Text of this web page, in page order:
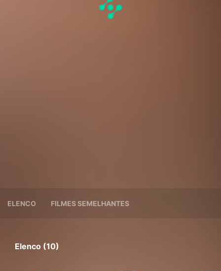
ELENCO FILMES SEMELHANTES
Elenco (10)